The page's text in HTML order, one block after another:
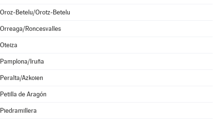
Oroz-Betelu/Orotz-Betelu
Orreaga/Roncesvalles
Oteiza
Pamplona/Iruña
Peralta/Azkoien
Petilla de Aragón
Piedramillera